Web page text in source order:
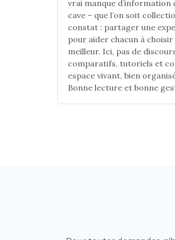
vrai manque
cave – que l’on soit
constat : partager une
pour aider chacun à
meilleur. Ici, pas de
comparatifs, tutoriels et
espace vivant, bien
Bonne lecture et bonne